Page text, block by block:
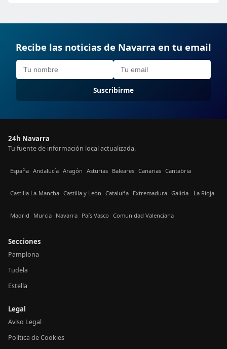
Recibe las noticias de Navarra en tu email
Suscribirme
24h Navarra
Tu fuente de información local actualizada.
España Andalucía Aragón Asturias Baleares Canarias Cantabria
Castilla La-Mancha Castilla y León Cataluña Extremadura Galicia La Rioja
Madrid Murcia Navarra País Vasco Comunidad Valenciana
Secciones
Pamplona
Tudela
Estella
Legal
Aviso Legal
Política de Cookies